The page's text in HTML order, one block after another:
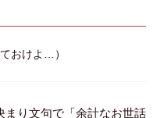
おけよ…）
まり文句で「余計なお世話